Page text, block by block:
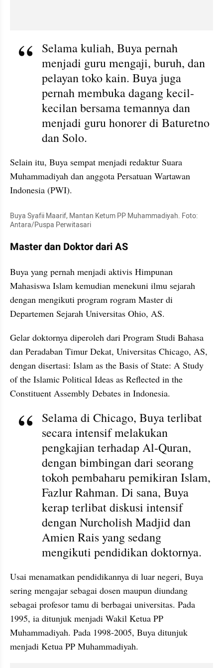
Selama kuliah, Buya pernah
menjadi guru mengaji, buruh, dan
pelayan toko kain. Buya juga
pernah membuka dagang kecil-
kecilan bersama temannya dan
menjadi guru honorer di Baturetno
dan Solo.
Selain itu, Buya sempat menjadi redaktur Suara
Muhammadiyah dan anggota Persatuan Wartawan
Indonesia (PWI).
Buya Syafii Maarif, Mantan Ketum PP Muhammadiyah. Foto:
Antara/Puspa Perwitasari
Master dan Doktor dari AS
Buya yang pernah menjadi aktivis Himpunan
Mahasiswa Islam kemudian menekuni ilmu sejarah
dengan mengikuti program rogram Master di
Departemen Sejarah Universitas Ohio, AS.
Gelar doktornya diperoleh dari Program Studi Bahasa
dan Peradaban Timur Dekat, Universitas Chicago, AS,
dengan disertasi: Islam as the Basis of State: A Study
of the Islamic Political Ideas as Reflected in the
Constituent Assembly Debates in Indonesia.
Selama di Chicago, Buya terlibat
secara intensif melakukan
pengkajian terhadap Al-Quran,
dengan bimbingan dari seorang
tokoh pembaharu pemikiran Islam,
Fazlur Rahman. Di sana, Buya
kerap terlibat diskusi intensif
dengan Nurcholish Madjid dan
Amien Rais yang sedang
mengikuti pendidikan doktornya.
Usai menamatkan pendidikannya di luar negeri, Buya
sering mengajar sebagai dosen maupun diundang
sebagai profesor tamu di berbagai universitas. Pada
1995, ia ditunjuk menjadi Wakil Ketua PP
Muhammadiyah. Pada 1998-2005, Buya ditunjuk
menjadi Ketua PP Muhammadiyah.